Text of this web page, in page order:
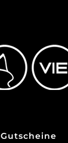
Gutscheine